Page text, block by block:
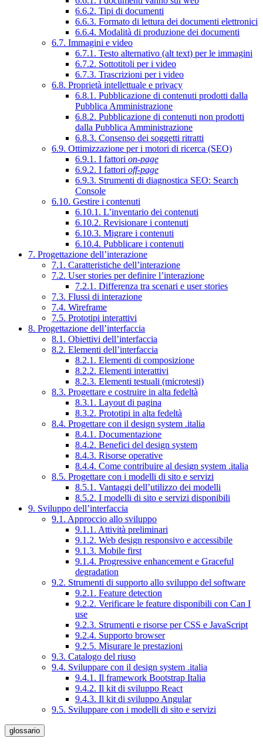
6.6.2. Tipi di documenti
6.6.3. Formato di lettura dei documenti elettronici
6.6.4. Modalità di produzione dei documenti
6.7. Immagini e video
6.7.1. Testo alternativo (alt text) per le immagini
6.7.2. Sottotitoli per i video
6.7.3. Trascrizioni per i video
6.8. Proprietà intellettuale e privacy
6.8.1. Pubblicazione di contenuti prodotti dalla
Pubblica Amministrazione
6.8.2. Pubblicazione di contenuti non prodotti
dalla Pubblica Amministrazione
6.8.3. Consenso dei soggetti ritratti
6.9. Ottimizzazione per i motori di ricerca (SEO)
6.9.1. I fattori on-page
6.9.2. I fattori off-page
6.9.3. Strumenti di diagnostica SEO: Search
Console
6.10. Gestire i contenuti
6.10.1. L’inventario dei contenuti
6.10.2. Revisionare i contenuti
6.10.3. Migrare i contenuti
6.10.4. Pubblicare i contenuti
7. Progettazione dell’interazione
7.1. Caratteristiche dell’interazione
7.2. User stories per definire l’interazione
7.2.1. Differenza tra scenari e user stories
7.3. Flussi di interazione
7.4. Wireframe
7.5. Prototipi interattivi
8. Progettazione dell’interfaccia
8.1. Obiettivi dell’interfaccia
8.2. Elementi dell’interfaccia
8.2.1. Elementi di composizione
8.2.2. Elementi interattivi
8.2.3. Elementi testuali (microtesti)
8.3. Progettare e costruire in alta fedeltà
8.3.1. Layout di pagina
8.3.2. Prototipi in alta fedeltà
8.4. Progettare con il design system .italia
8.4.1. Documentazione
8.4.2. Benefici del design system
8.4.3. Risorse operative
8.4.4. Come contribuire al design system .italia
8.5. Progettare con i modelli di sito e servizi
8.5.1. Vantaggi dell’utilizzo dei modelli
8.5.2. I modelli di sito e servizi disponibili
9. Sviluppo dell’interfaccia
9.1. Approccio allo sviluppo
9.1.1. Attività preliminari
9.1.2. Web design responsivo e accessibile
9.1.3. Mobile first
9.1.4. Progressive enhancement e Graceful
degradation
9.2. Strumenti di supporto allo sviluppo del software
9.2.1. Feature detection
9.2.2. Verificare le feature disponibili con Can I
use
9.2.3. Strumenti e risorse per CSS e JavaScript
9.2.4. Supporto browser
9.2.5. Misurare le prestazioni
9.3. Catalogo del riuso
9.4. Sviluppare con il design system .italia
9.4.1. Il framework Bootstrap Italia
9.4.2. Il kit di sviluppo React
9.4.3. Il kit di sviluppo Angular
9.5. Sviluppare con i modelli di sito e servizi
glossario